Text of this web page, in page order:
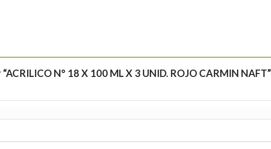
N° 18 X 100 ML X 3 UNID. ROJO CARMIN